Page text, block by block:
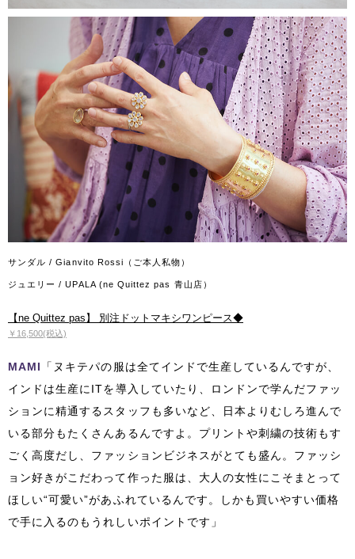
サンダル / Gianvito Rossi（ご本人私物）
ジュエリー / UPALA (ne Quittez pas 青山店）
【ne Quittez pas】 別注ドットマキシワンピース◆
￥16,500(税込)
MAMI
「ヌキテパの服は全てインドで生産しているんですが、
インドは生産にITを導入していたり、ロンドンで学んだファッ
ションに精通するスタッフも多いなど、日本よりむしろ進んで
いる部分もたくさんあるんですよ。プリントや刺繍の技術もす
ごく高度だし、ファッションビジネスがとても盛ん。ファッシ
ョン好きがこだわって作った服は、大人の女性にこそまとって
ほしい“可愛い”があふれているんです。しかも買いやすい価格
で手に入るのもうれしいポイントです」